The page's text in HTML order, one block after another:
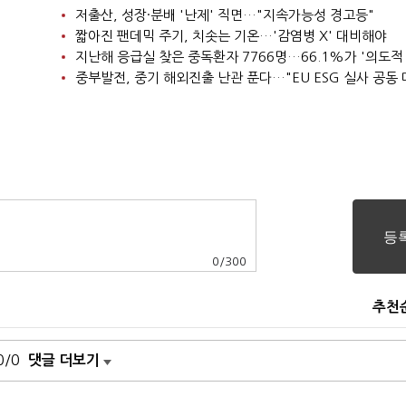
저출산, 성장·분배 '난제' 직면…"지속가능성 경고등"
짧아진 팬데믹 주기, 치솟는 기온…'감염병 X' 대비해야
지난해 응급실 찾은 중독환자 7766명…66.1%가 '의도적
중부발전, 중기 해외진출 난관 푼다…"EU ESG 실사 공동
0 /300
추천
0 댓글 더보기